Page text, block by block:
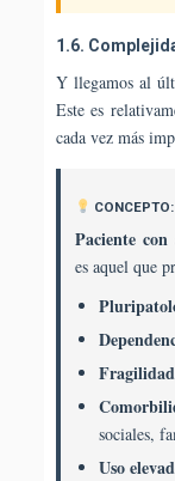
1.6.
Y llegamos al
Este es
cada vez más
Paciente
es aquel que
Fragilidad
sociales,
Uso